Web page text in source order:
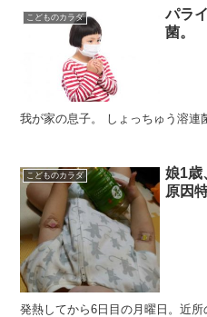
こどものカラダ
パラ
菌。
我が家の息子。 しょっちゅう溶連
こどものカラダ
娘1歳
原因
発熱してから6日目の月曜日。近